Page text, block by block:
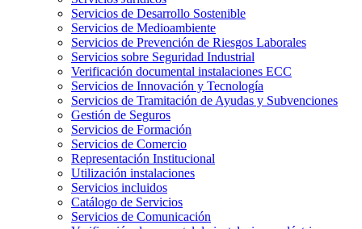
Servicios de Desarrollo Sostenible
Servicios de Medioambiente
Servicios de Prevención de Riesgos Laborales
Servicios sobre Seguridad Industrial
Verificación documental instalaciones ECC
Servicios de Innovación y Tecnología
Servicios de Tramitación de Ayudas y Subvenciones
Gestión de Seguros
Servicios de Formación
Servicios de Comercio
Representación Institucional
Utilización instalaciones
Servicios incluidos
Catálogo de Servicios
Servicios de Comunicación